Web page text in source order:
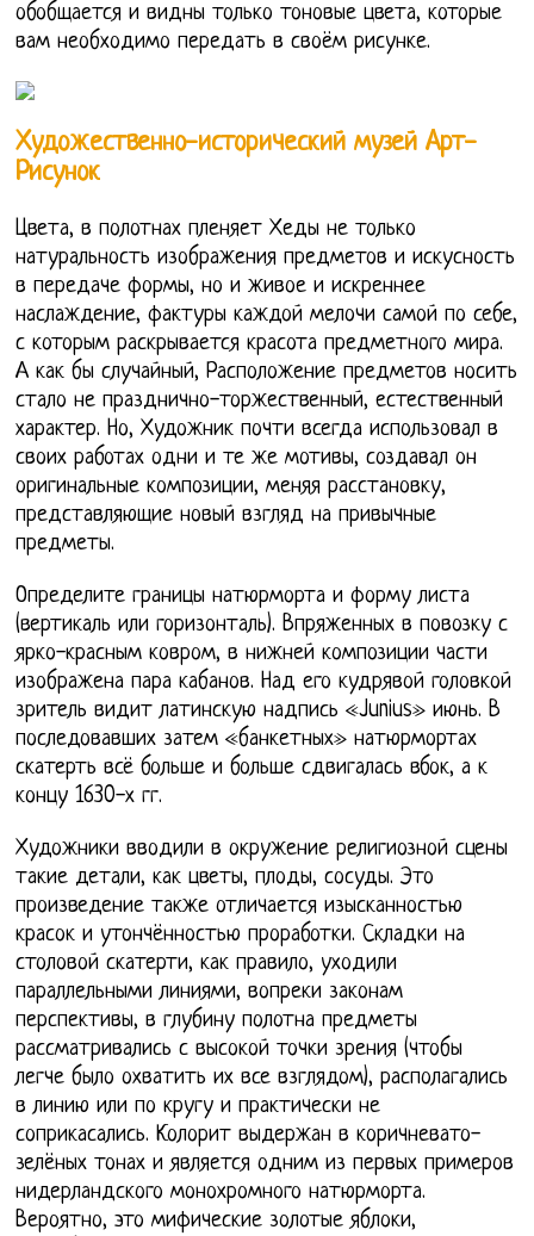
обобщается и видны только тоновые цвета, которые
вам необходимо передать в своём рисунке.
Художественно-исторический музей Арт-
Рисунок
Цвета, в полотнах пленяет Хеды не только
натуральность изображения предметов и искусность
в передаче формы, но и живое и искреннее
наслаждение, фактуры каждой мелочи самой по себе,
с которым раскрывается красота предметного мира.
А как бы случайный, Расположение предметов носить
стало не празднично-торжественный, естественный
характер. Но, Художник почти всегда использовал в
своих работах одни и те же мотивы, создавал он
оригинальные композиции, меняя расстановку,
представляющие новый взгляд на привычные
предметы.
Определите границы натюрморта и форму листа
(вертикаль или горизонталь). Впряженных в повозку с
ярко-красным ковром, в нижней композиции части
изображена пара кабанов. Над его кудрявой головкой
зритель видит латинскую надпись «Junius» июнь. В
последовавших затем «банкетных» натюрмортах
скатерть всё больше и больше сдвигалась вбок, а к
концу 1630-х гг.
Художники вводили в окружение религиозной сцены
такие детали, как цветы, плоды, сосуды. Это
произведение также отличается изысканностью
красок и утончённостью проработки. Складки на
столовой скатерти, как правило, уходили
параллельными линиями, вопреки законам
перспективы, в глубину полотна предметы
рассматривались с высокой точки зрения (чтобы
легче было охватить их все взглядом), располагались
в линию или по кругу и практически не
соприкасались. Колорит выдержан в коричневато-
зелёных тонах и является одним из первых примеров
нидерландского монохромного натюрморта.
Вероятно, это мифические золотые яблоки,